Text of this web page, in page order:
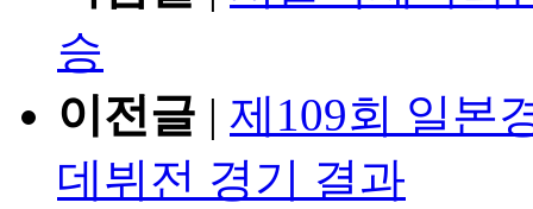
승
이전글 | 제109회 일본
데뷔전 경기 결과